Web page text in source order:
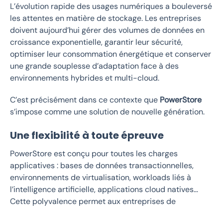
L’évolution rapide des usages numériques a bouleversé
les attentes en matière de stockage. Les entreprises
doivent aujourd’hui gérer des volumes de données en
croissance exponentielle, garantir leur sécurité,
optimiser leur consommation énergétique et conserver
une grande souplesse d’adaptation face à des
environnements hybrides et multi-cloud.
C’est précisément dans ce contexte que PowerStore
s’impose comme une solution de nouvelle génération.
Une flexibilité à toute épreuve
PowerStore est conçu pour toutes les charges
applicatives : bases de données transactionnelles,
environnements de virtualisation, workloads liés à
l’intelligence artificielle, applications cloud natives…
Cette polyvalence permet aux entreprises de